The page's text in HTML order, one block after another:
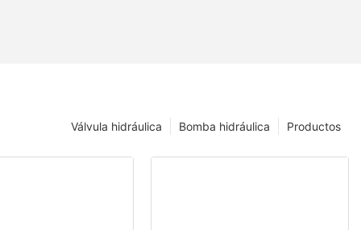
Productos
Bomba hidráulica
Válvula hidráulica